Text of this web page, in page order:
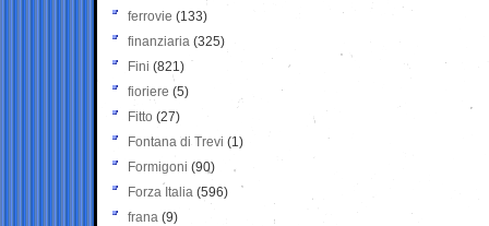
ferrovie (133)
finanziaria (325)
Fini (821)
fioriere (5)
Fitto (27)
Fontana di Trevi (1)
Formigoni (90)
Forza Italia (596)
frana (9)